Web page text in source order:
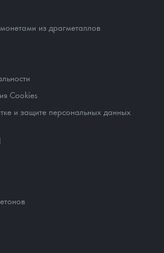
из драгметаллов
Cookies
и защите персональных данных